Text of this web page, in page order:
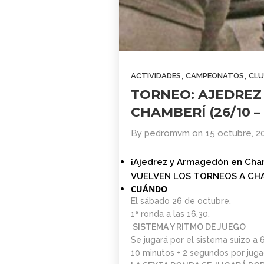
2026
COMUNIDAD
AJEDREZ CON
CABEZA. BUEN
VERANO Y
¡HASTA
1
JUNIO
BOLETÍN
COMUNIDAD
AJEDREZ CON
CABEZA – JUNIO
2026
4
2026
2026 –
COMUNIDAD
AJEDREZ CON
29
2026
AJEDREZ
INICIACIÓN PARA
ADULTOS -CURSO
DE AJEDREZ
ACTIVIDADES, CAMPEONATOS,
TORNEO:
CHAMBERÍ (26/10
By pedromvm on 15 octubre,
¡Ajedrez y Armagedón en
VUELVEN LOS TORNEOS A
CUÁNDO
El sábado 26 de octubre.
1ª ronda a las 16.30.
SISTEMA Y RITMO DE JUEGO
Se jugará por el sistema suizo a
10 minutos + 2 segundos por